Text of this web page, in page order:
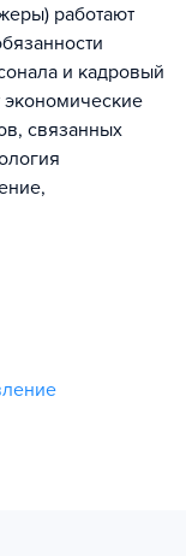
работают
и кадровый
экономические
связанных